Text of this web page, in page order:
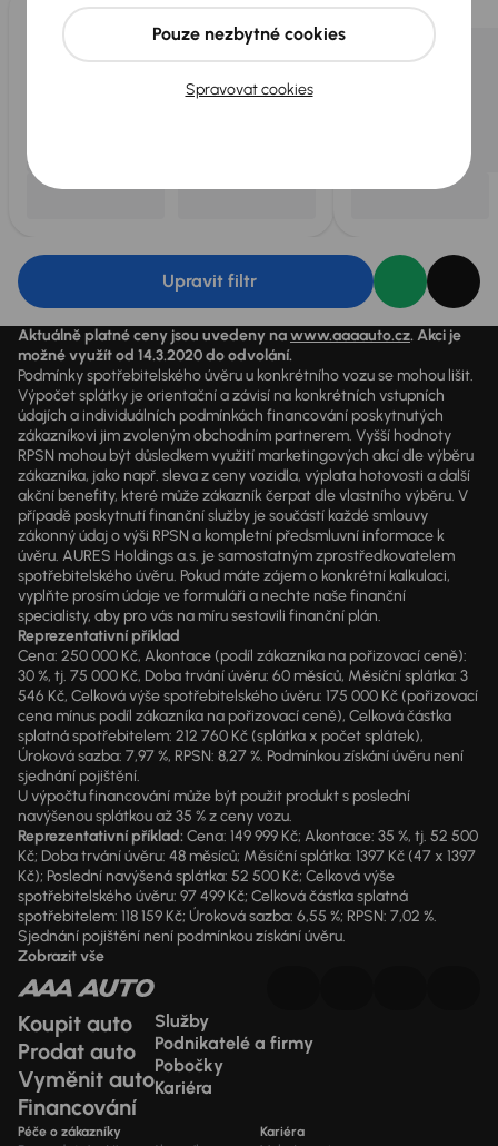
Upravit filtr
Aktuálně platné ceny jsou uvedeny nawww.aaaauto.cz. Akci je
možné využít od 14.3.2020 do odvolání.
Podmínky spotřebitelského úvěru u konkrétního vozu se mohou lišit.
Výpočet splátky je orientační a závisí na konkrétních vstupních
údajích a individuálních podmínkách financování poskytnutých
zákazníkovi jim zvoleným obchodním partnerem. Vyšší hodnoty
RPSN mohou být důsledkem využití marketingových akcí dle výběru
zákazníka, jako např. sleva z ceny vozidla, výplata hotovosti a další
akční benefity, které může zákazník čerpat dle vlastního výběru. V
případě poskytnutí finanční služby je součástí každé smlouvy
zákonný údaj o výši RPSN a kompletní předsmluvní informace k
úvěru. AURES Holdings a.s. je samostatným zprostředkovatelem
spotřebitelského úvěru. Pokud máte zájem o konkrétní kalkulaci,
vyplňte prosím údaje ve formuláři a nechte naše finanční
specialisty, aby pro vás na míru sestavili finanční plán.
Reprezentativní příklad
Cena: 250 000 Kč, Akontace (podíl zákazníka na pořizovací ceně):
30 %, tj. 75 000 Kč, Doba trvání úvěru: 60 měsíců, Měsíční splátka: 3
546 Kč, Celková výše spotřebitelského úvěru: 175 000 Kč (pořizovací
cena mínus podíl zákazníka na pořizovací ceně), Celková částka
splatná spotřebitelem: 212 760 Kč (splátka x počet splátek),
Úroková sazba: 7,97 %, RPSN: 8,27 %. Podmínkou získání úvěru není
sjednání pojištění.
U výpočtu financování může být použit produkt s poslední
navýšenou splátkou až 35 % z ceny vozu.
Reprezentativní příklad:Cena: 149 999 Kč; Akontace: 35 %, tj. 52 500
Kč; Doba trvání úvěru: 48 měsíců; Měsíční splátka: 1397 Kč (47 x 1397
Kč); Poslední navýšená splátka: 52 500 Kč; Celková výše
spotřebitelského úvěru: 97 499 Kč; Celková částka splatná
spotřebitelem: 118 159 Kč; Úroková sazba: 6,55 %; RPSN: 7,02 %.
Sjednání pojištění není podmínkou získání úvěru.
Zobrazit vše
Koupit auto
Prodat auto
Vyměnit auto
Financování
Služby
Podnikatelé a firmy
Pobočky
Kariéra
Péče o zákazníky Kariéra
Spravovat cookies
Pouze nezbytné cookies